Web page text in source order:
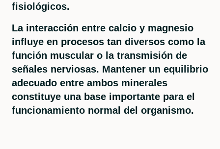
fisiológicos.
La interacción entre calcio y magnesio
influye en procesos tan diversos como la
función muscular o la transmisión de
señales nerviosas. Mantener un equilibrio
adecuado entre ambos minerales
constituye una base importante para el
funcionamiento normal del organismo.